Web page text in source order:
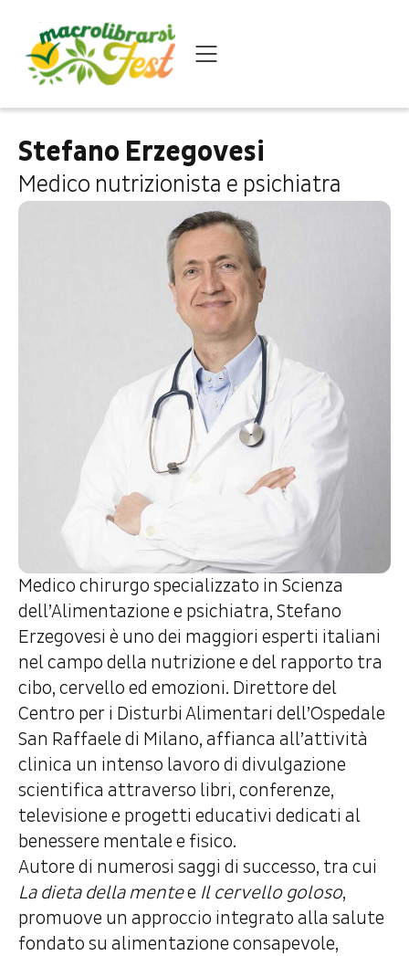
Stefano Erzegovesi
Medico nutrizionista e psichiatra
Medico chirurgo specializzato in Scienza
dell’Alimentazione e psichiatra, Stefano
Erzegovesi è uno dei maggiori esperti italiani
nel campo della nutrizione e del rapporto tra
cibo, cervello ed emozioni. Direttore del
Centro per i Disturbi Alimentari dell’Ospedale
San Raffaele di Milano, affianca all’attività
clinica un intenso lavoro di divulgazione
scientifica attraverso libri, conferenze,
televisione e progetti educativi dedicati al
benessere mentale e fisico.
Autore di numerosi saggi di successo, tra cui
La dieta della mentee Il cervello goloso,
promuove un approccio integrato alla salute
fondato su alimentazione consapevole,